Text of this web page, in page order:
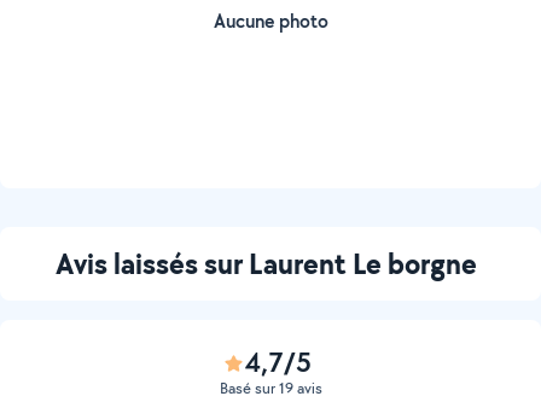
Aucune photo
Avis laissés sur Laurent Le borgne
4,7/5
Basé sur 19 avis